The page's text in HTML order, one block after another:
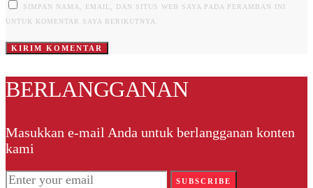
SIMPAN NAMA, EMAIL, DAN SITUS WEB SAYA PADA PERAMBAN INI
UNTUK KOMENTAR SAYA BERIKUTNYA.
BERLANGGANAN
Masukkan e-mail Anda untuk berlangganan konten
kami
SUBSCRIBE